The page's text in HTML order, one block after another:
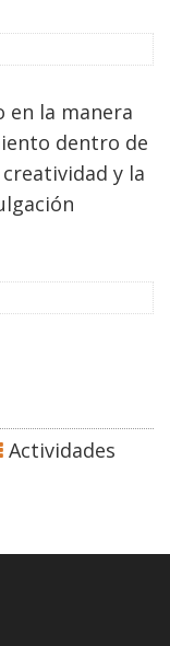
en la manera
dentro de
y la
Actividades